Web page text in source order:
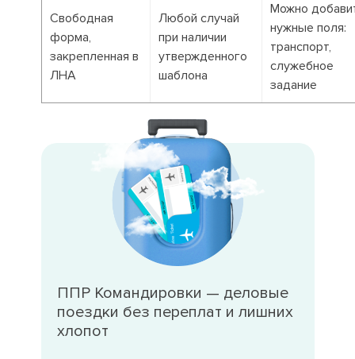
Свободная
форма,
закрепленная в
ЛНА
Любой случай
при наличии
утвержденного
шаблона
Можно
нужные поля:
транспорт,
служебное
задание
ППР Командировки — деловые
поездки без переплат и лишних
хлопот